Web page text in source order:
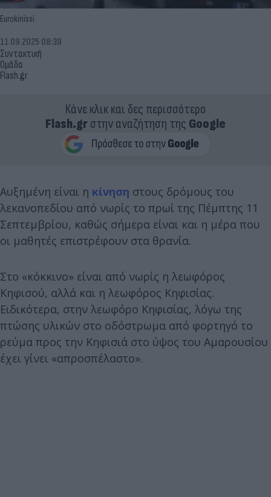
Eurokinissi
Συντακτική
Ομάδα
Flash.gr
11.09.2025 08:39
Κάνε κλικ και δες περισσότερο
Flash.grστην αναζήτηση της Google
Αυξημένη είναι η κίνηση στους δρόμους του
λεκανοπεδίου από νωρίς το πρωί της Πέμπτης 11
Σεπτεμβρίου, καθώς σήμερα είναι και η μέρα που
οι μαθητές επιστρέφουν στα θρανία.
Στο «κόκκινο» είναι από νωρίς η λεωφόρος
Κηφισού, αλλά και η λεωφόρος Κηφισίας.
Ειδικότερα, στην λεωφόρο Κηφισίας, λόγω της
πτώσης υλικών στο οδόστρωμα από φορτηγό το
ρεύμα προς την Κηφισιά στο ύψος του Αμαρουσίου
έχει γίνει «απροσπέλαστο».